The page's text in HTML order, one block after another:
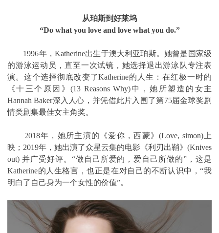
从珀斯到好莱坞
“Do what you love and love what you do.”
1996年，Katherine出生于澳大利亚珀斯。她曾是国家级
的游泳运动员，直至一次试镜，她选择退出游泳队专注表
演。这个选择彻底改变了Katherine的人生：在红极一时的
《十三个原因》(13 Reasons Why)中，她所塑造的女主
Hannah Baker深入人心，并凭借此片入围了第75届金球奖剧
情类剧集最佳女主角奖。
2018年，她所主演的《爱你，西蒙》(Love, simon)上
映；2019年，她出演了众星云集的电影《利刃出鞘》(Knives
out) 并广受好评。“做自己所爱的，爱自己所做的”，这是
Katherine的人生格言，也正是在对自己的不断认识中，“我
明白了自己身为一个女性的价值”。